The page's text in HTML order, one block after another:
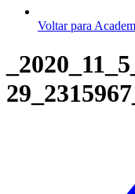
Voltar para